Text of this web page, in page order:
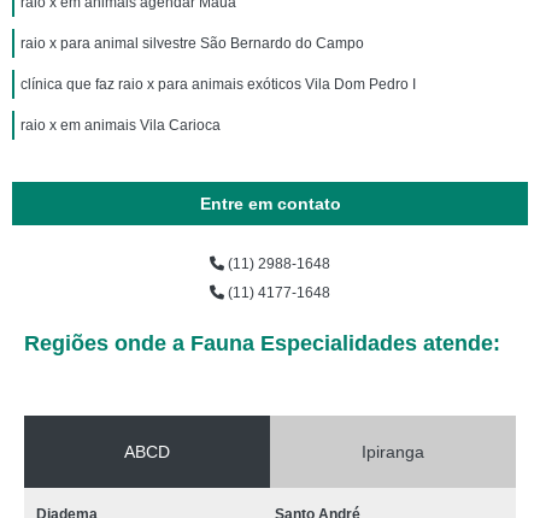
raio x para animal silvestre São Bernardo do Campo
clínica que faz raio x para animais exóticos Vila Dom Pedro I
raio x em animais Vila Carioca
Entre em contato
(11) 2988-1648
(11) 4177-1648
Regiões onde a Fauna Especialidades atende:
ABCD Ipiranga
Diadema Santo André